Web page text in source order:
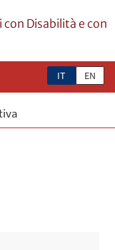
Disabilità e con
IT EN